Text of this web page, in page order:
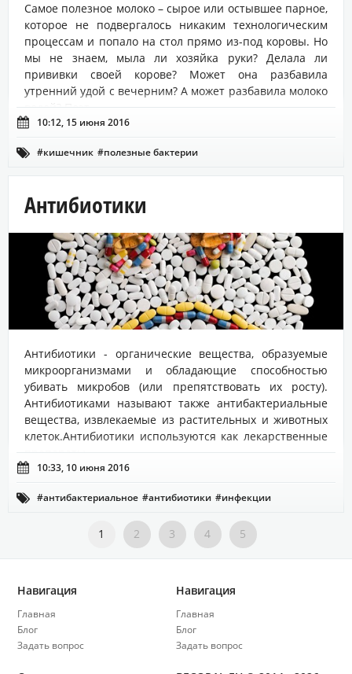
Самое полезное молоко – сырое или остывшее парное,
которое не подвергалось никаким технологическим
процессам и попало на стол прямо из-под коровы. Но
мы не знаем, мыла ли хозяйка руки? Делала ли
прививки своей корове? Может она разбавила
утренний удой с вечерним? А может разбавила молоко
водой? Поэт...
 10:12, 15 июня 2016
 #кишечник #полезные бактерии
Антибиотики
Антибиотики - органические вещества, образуемые
микроорганизмами и обладающие способностью
убивать микробов (или препятствовать их росту).
Антибиотиками называют также антибактериальные
вещества, извлекаемые из растительных и животных
клеток.Антибиотики используются как лекарственные
препараты, ...
 10:33, 10 июня 2016
 #антибактериальное #антибиотики #инфекции
1 2 3 4 5
Навигация
Главная
Блог
Задать вопрос
Навигация
Главная
Блог
Задать вопрос